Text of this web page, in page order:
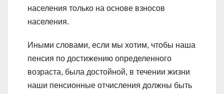
населения только на основе взносов
населения.
Иными словами, если мы хотим, чтобы наша
пенсия по достижению определенного
возраста, была достойной, в течении жизни
наши пенсионные отчисления должны быть